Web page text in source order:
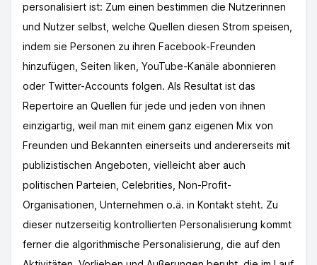
personalisiert ist: Zum einen bestimmen die Nutzerinnen
und Nutzer selbst, welche Quellen diesen Strom speisen,
indem sie Personen zu ihren Facebook-Freunden
hinzufügen, Seiten liken, YouTube-Kanäle abonnieren
oder Twitter-Accounts folgen. Als Resultat ist das
Repertoire an Quellen für jede und jeden von ihnen
einzigartig, weil man mit einem ganz eigenen Mix von
Freunden und Bekannten einerseits und andererseits mit
publizistischen Angeboten, vielleicht aber auch
politischen Parteien, Celebrities, Non-Profit-
Organisationen, Unternehmen o.ä. in Kontakt steht. Zu
dieser nutzerseitig kontrollierten Personalisierung kommt
ferner die algorithmische Personalisierung, die auf den